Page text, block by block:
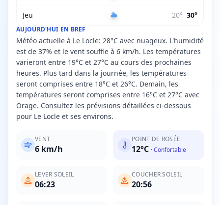
AUJOURD'HUI EN BREF
Météo actuelle à Le Locle: 28°C avec nuageux. L'humidité
est de 37% et le vent souffle à 6 km/h. Les températures
varieront entre 19°C et 27°C au cours des prochaines
heures. Plus tard dans la journée, les températures
seront comprises entre 18°C et 26°C. Demain, les
températures seront comprises entre 16°C et 27°C avec
Orage. Consultez les prévisions détaillées ci-dessous
pour Le Locle et ses environs.
VENT
6 km/h
POINT DE ROSÉE
12°C ·Confortable
LEVER SOLEIL
06:23
COUCHER SOLEIL
20:56
Jeu 20° 30°